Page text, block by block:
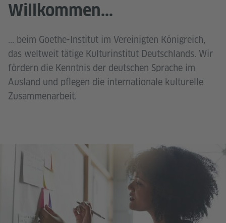
Willkommen...
... beim Goethe-Institut im Vereinigten Königreich,
das weltweit tätige Kulturinstitut Deutschlands. Wir
fördern die Kenntnis der deutschen Sprache im
Ausland und pflegen die internationale kulturelle
Zusammenarbeit.